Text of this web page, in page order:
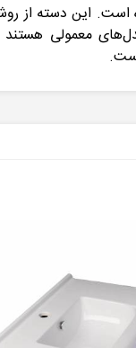
سانتی متر ،طراحی
معمولی